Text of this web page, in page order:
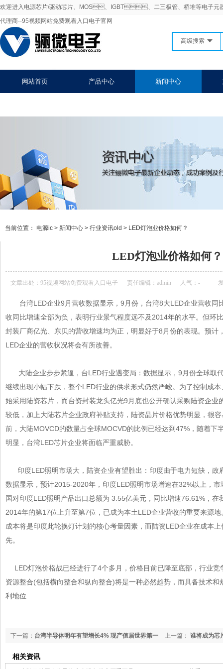
欢迎进入电源芯片/驱动芯片、MOS、IGBT、二三极管、桥堆等电子元
代理商--95视频网站免费观看入口电子官网
高级搜索
网站首页 产品中心 新闻中心
当前位置： 电源ic > 新闻中心 > 行业资讯old > LED灯泡业价格如何？
LED灯泡业价格如何？
文章出处： 95视频网站免费观看入口电子 责任编辑：admin 人气： -
台湾LED企业9月营收数据显示，9月份，台湾8大LED企业营收同比
收同比增速全部为负，表明行业景气程度远不及2014年的水平。但环比
封装厂商亿光、东贝的营收增速均为正，明显好于8月份的表现。预计
LED企业的营收状况将会有所改善。
大陆企业步步紧逼，台LED行业遇变局：数据显示，9月份全
继续出现小幅下跌，整个LED行业的供求形式仍然严峻。为了控制成本
始采用陆资芯片 ，而台资封装龙头亿光9月底也公开确认采购陆资企业
较低，加上大陆芯片企业政府补贴支持，陆资晶片价格优势明显，很
前，大陆MOVCD的数量占全球MOCVD的比例已经达到47%，随着下
明显，台湾LED芯片企业将面临严重威胁。
印度LED照明市场大，陆资企业有望胜出：印度由于电力短缺，
数据显示，预计2015-2020年，印度LED照明市场增速在32%以上，市
国对印度LED照明产品出口总额为 3.55亿美元，同比增速76.61%
2014年的第17位上升至第7位，已成为本土LED企业营收的重要来源地
成本将是印度此轮换灯计划的核心考量因素，而陆资LED企业在成本
先。
LED灯泡价格战已经进行了4个多月，价格目前已降至底部，行业竞争
资源整合(包括横向整合和纵向整合)将是一种必然趋势，而具备技术
利地位
上一篇： 谁将成为芯
下一篇： 台湾半导体明年有望增长4% 现产值居世界第一
相关资讯